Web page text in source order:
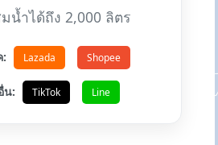
น้ำได้ถึง 2,000 ลิตร
: Lazada Shopee
น: TikTok Line